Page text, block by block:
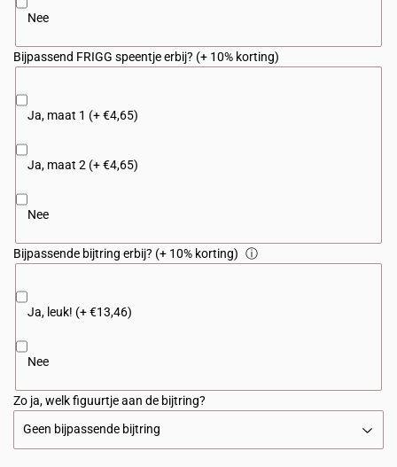
Nee
Bijpassend FRIGG speentje erbij? (+ 10% korting)
Ja, maat 1 (+ €4,65)
Ja, maat 2 (+ €4,65)
Nee
Bijpassende bijtring erbij? (+ 10% korting) ⓘ
Ja, leuk! (+ €13,46)
Nee
Zo ja, welk figuurtje aan de bijtring?